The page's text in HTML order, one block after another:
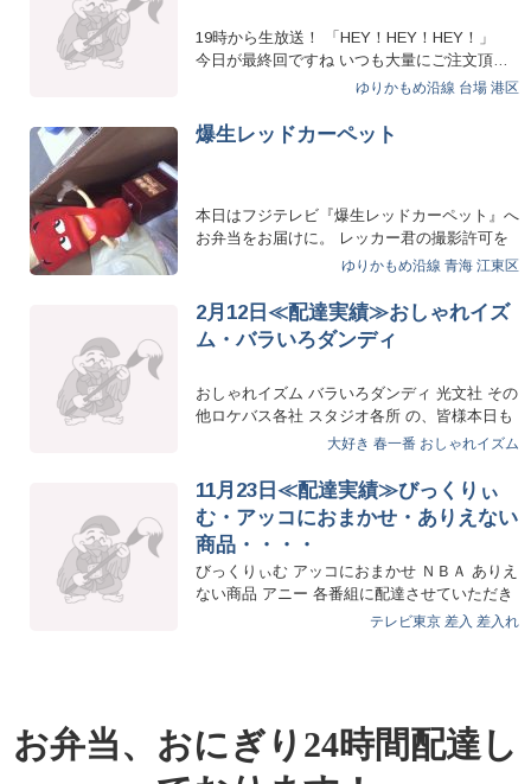
19時から生放送！ 「HEY！HEY！HEY！」
今日が最終回ですね いつも大量にご注文頂…
ゆりかもめ沿線 台場 港区
爆生レッドカーペット
本日はフジテレビ『爆生レッドカーペット』へ
お弁当をお届けに。 レッカー君の撮影許可を
ゆりかもめ沿線 青海 江東区
2月12日≪配達実績≫おしゃれイズ
ム・バラいろダンディ
おしゃれイズム バラいろダンディ 光文社 その
他ロケバス各社 スタジオ各所 の、皆様本日も
大好き 春一番 おしゃれイズム
11月23日≪配達実績≫びっくりぃ
む・アッコにおまかせ・ありえない
商品・・・・
びっくりぃむ アッコにおまかせ ＮＢＡ ありえ
ない商品 アニー 各番組に配達させていただき
テレビ東京 差入 差入れ
お弁当、おにぎり24時間配達し